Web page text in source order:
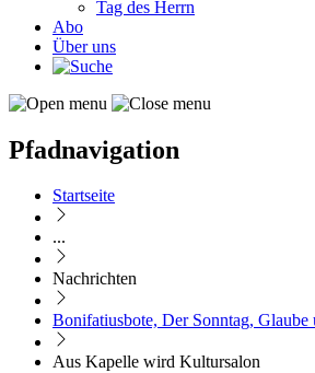
Tag des Herrn
Abo
Über uns
Pfadnavigation
Startseite
...
Nachrichten
Bonifatiusbote, Der Sonntag, Glaube
Aus Kapelle wird Kultursalon